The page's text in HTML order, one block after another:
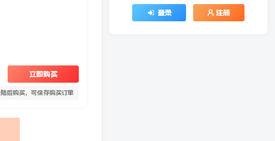
立即购买
后购买，可保存购买订单
登录 注册